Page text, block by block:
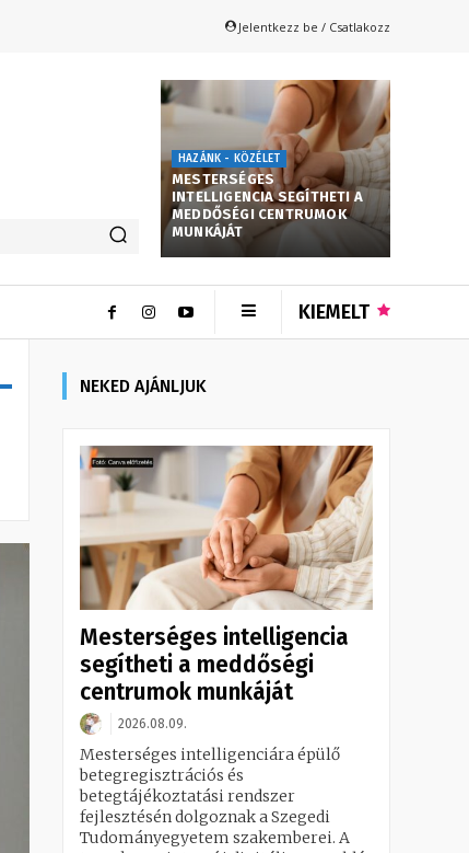
Jelentkezz be / Csatlakozz
HAZÁNK - KÖZÉLET
MESTERSÉGES
INTELLIGENCIA SEGÍTHETI A
MEDDŐSÉGI CENTRUMOK
MUNKÁJÁT
KIEMELT
NEKED AJÁNLJUK
Mesterséges intelligencia
segítheti a meddőségi
centrumok munkáját
2026.08.09.
Mesterséges intelligenciára épülő
betegregisztrációs és
betegtájékoztatási rendszer
fejlesztésén dolgoznak a Szegedi
Tudományegyetem szakemberei. A